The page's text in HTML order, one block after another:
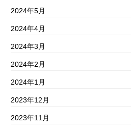
2024年5月
2024年4月
2024年3月
2024年2月
2024年1月
2023年12月
2023年11月